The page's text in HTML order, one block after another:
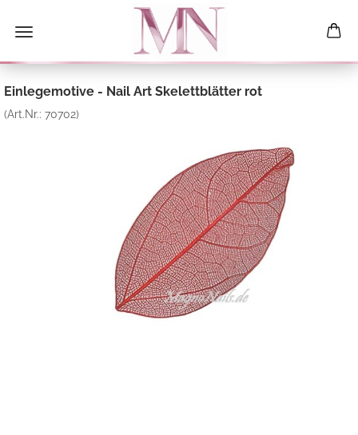
Einlegemotive - Nail Art Skelettblätter rot
(Art.Nr.: 70702)